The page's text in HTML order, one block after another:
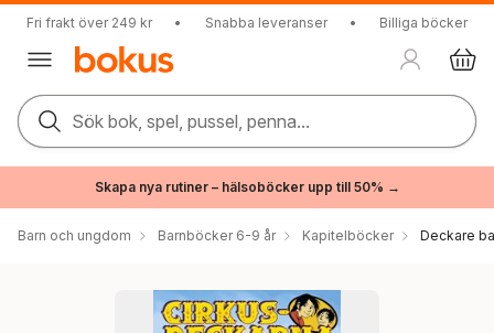
Fri frakt över 249 kr • Snabba leveranser • Billiga böcker
Sök bok, spel, pussel, penna...
Skapa nya rutiner – hälsoböcker upp till 50% →
Barn och ungdom Barnböcker 6-9 år Kapitelböcker Deckare